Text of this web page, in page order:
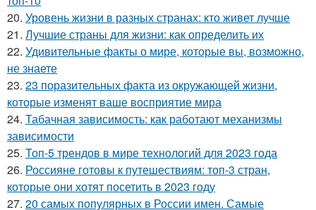
20. Уровень жизни в разных странах: кто живет лучше
21. Лучшие страны для жизни: как определить их
22. Удивительные факты о мире, которые вы, возможно,
не знаете
23. 23 поразительных факта из окружающей жизни,
которые изменят ваше восприятие мира
24. Табачная зависимость: как работают механизмы
зависимости
25. Топ-5 трендов в мире технологий для 2023 года
26. Россияне готовы к путешествиям: топ-3 стран,
которые они хотят посетить в 2023 году
27. 20 самых популярных в России имен. Самые